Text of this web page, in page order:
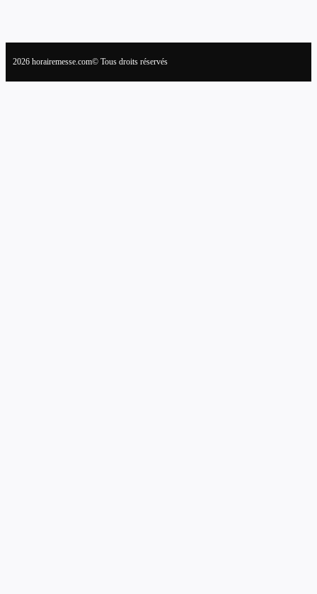
2026 horairemesse.com© Tous droits réservés